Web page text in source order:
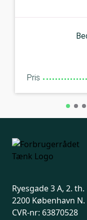
Pris
Ryesgade 3 A, 2. th.
2200 København N.
CVR-nr: 63870528